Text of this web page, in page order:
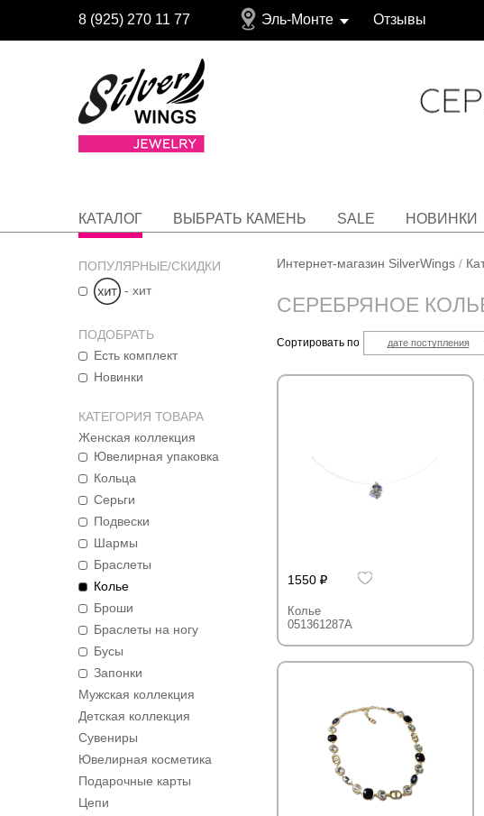
8 (925) 270 11 77 Эль-Монте Отзывы
КАТАЛОГ ВЫБРАТЬ КАМЕНЬ SALE НОВИНКИ
ПОПУЛЯРНЫЕ/СКИДКИ
- хит
ПОДОБРАТЬ
Есть комплект
Новинки
КАТЕГОРИЯ ТОВАРА
Женская коллекция
Ювелирная упаковка
Кольца
Серьги
Подвески
Шармы
Браслеты
Колье
Броши
Браслеты на ногу
Бусы
Запонки
Мужская коллекция
Детская коллекция
Сувениры
Ювелирная косметика
Подарочные карты
Цепи
Интернет-магазин SilverWings /
СЕРЕБРЯНОЕ
Сортировать по дате поступления
1550
Колье
051361287A